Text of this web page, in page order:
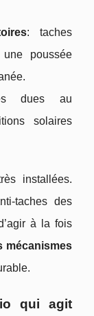
: taches
poussée
dues au
solaires
installées.
taches des
à la fois
mécanismes
qui agit